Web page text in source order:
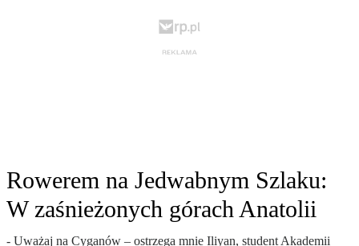
Rowerem na Jedwabnym Szlaku:
W zaśnieżonych górach Anatolii
- Uważaj na Cyganów – ostrzega mnie Iliyan, student Akademii